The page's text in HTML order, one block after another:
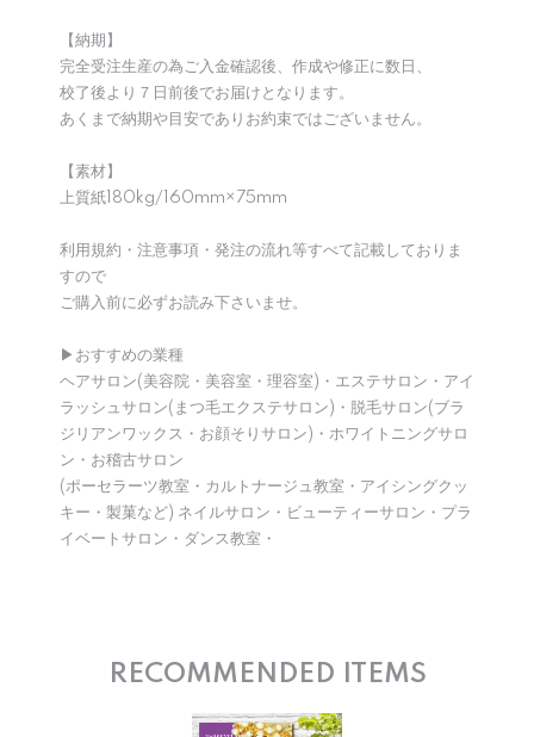
【納期】
完全受注生産の為ご入金確認後、作成や修正に数日、
校了後より７日前後でお届けとなります。
あくまで納期や目安でありお約束ではございません。
【素材】
上質紙180kg/160mm×75mm
利用規約・注意事項・発注の流れ等すべて記載しておりま
すので
ご購入前に必ずお読み下さいませ。
▶︎おすすめの業種
ヘアサロン(美容院・美容室・理容室)・エステサロン・アイ
ラッシュサロン(まつ毛エクステサロン)・脱毛サロン(ブラ
ジリアンワックス・お顔そりサロン)・ホワイトニングサロ
ン・お稽古サロン
(ポーセラーツ教室・カルトナージュ教室・アイシングクッ
キー・製菓など) ネイルサロン・ビューティーサロン・プラ
イベートサロン・ダンス教室・
RECOMMENDED ITEMS